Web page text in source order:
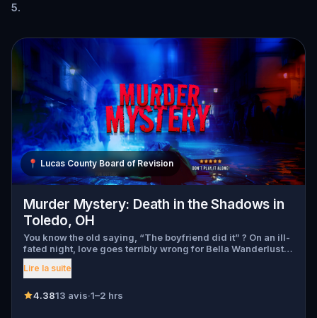
5.
📍 Lucas County Board of Revision
Murder Mystery: Death in the Shadows in
Toledo, OH
You know the old saying, “The boyfriend did it” ? On an ill-
fated night, love goes terribly wrong for Bella Wanderlust
and Walter Bridges . Bella, a famous travel blogger, was
found dead during a ghost tour led by the theatrical Percy
Walter, the obsessed boyfriend? Percy, the ghost tour
Lire la suite
4.3813 avis·1–2 hrs